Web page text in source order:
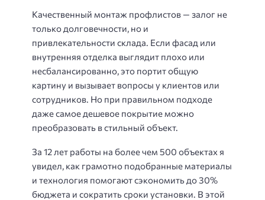
Качественный монтаж профлистов — залог не
только долговечности, но и
привлекательности склада. Если фасад или
внутренняя отделка выглядит плохо или
несбалансированно, это портит общую
картину и вызывает вопросы у клиентов или
сотрудников. Но при правильном подходе
даже самое дешевое покрытие можно
преобразовать в стильный объект.
За 12 лет работы на более чем 500 объектах я
увидел, как грамотно подобранные материалы
и технология помогают сэкономить до 30%
бюджета и сократить сроки установки. В этой